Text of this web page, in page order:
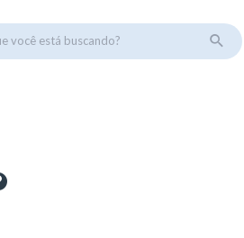
você está buscando?